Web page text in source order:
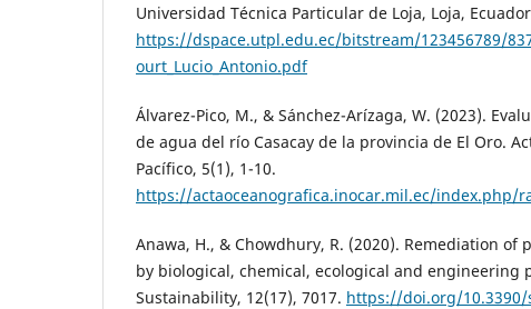
Universidad Técnica Particular de Loja, Loja,
https://dspace.utpl.edu.ec/bitstream/123456789/
ourt_Lucio_Antonio.pdf
Álvarez-Pico, M., & Sánchez-Arízaga, W. (2023).
de agua del río Casacay de la provincia de El Oro.
Pacífico, 5(1), 1-10.
https://actaoceanografica.inocar.mil.ec/index.php/
Anawa, H., & Chowdhury, R. (2020). Remediation of
by biological, chemical, ecological and engineering
Sustainability, 12(17), 7017. https://doi.org/10.3390/